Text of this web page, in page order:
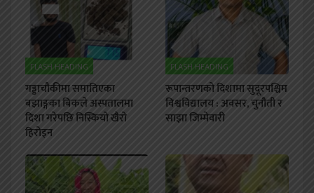
FLASH HEADING
गड्डाचौकीमा समातिएका
बझाङ्गका बिकले अस्पतालमा
दिशा गरेपछि निस्कियो खैरो
हिरोइन
FLASH HEADING
रूपान्तरणको दिशामा सुदूरपश्चिम
विश्वविद्यालय : अवसर, चुनौती र
साझा जिम्मेवारी